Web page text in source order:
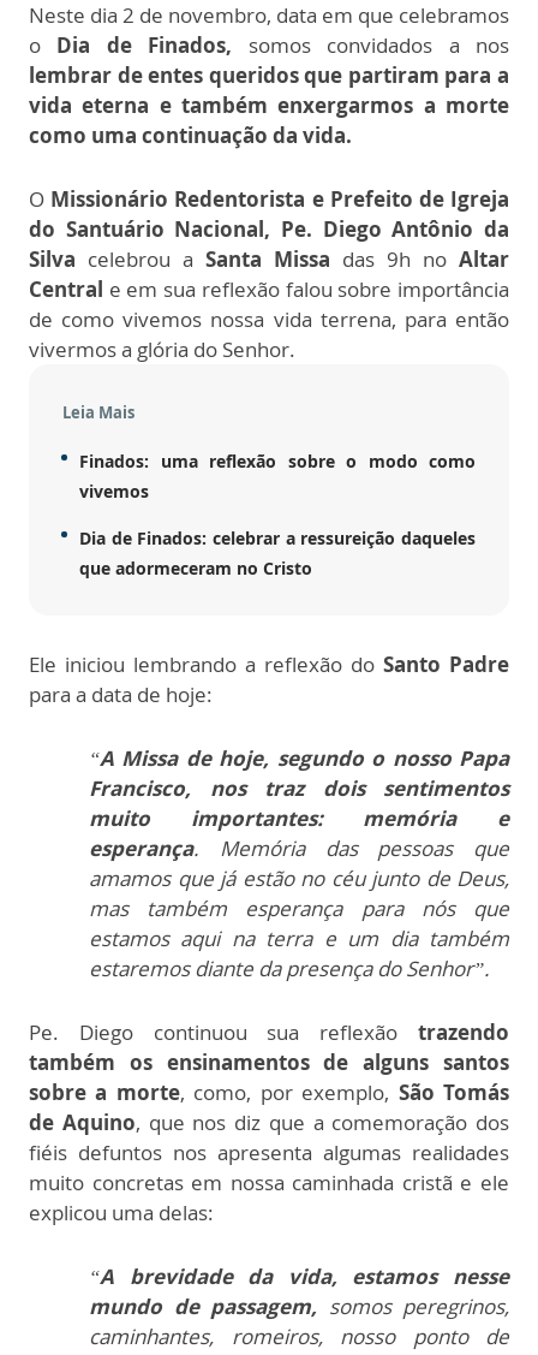
Neste dia 2 de novembro, data em que celebramos
o Dia de Finados, somos convidados a nos
lembrar de entes queridos que partiram para a
vida eterna e também enxergarmos a morte
como uma continuação da vida.
O Missionário Redentorista e Prefeito de Igreja
do Santuário Nacional, Pe. Diego Antônio da
Silva celebrou a Santa Missa das 9h no Altar
Central e em sua reflexão falou sobre importância
de como vivemos nossa vida terrena, para então
vivermos a glória do Senhor.
Leia Mais
Finados: uma reflexão sobre o modo como
vivemos
Dia de Finados: celebrar a ressureição daqueles
que adormeceram no Cristo
Ele iniciou lembrando a reflexão do Santo Padre
para a data de hoje:
“A Missa de hoje, segundo o nosso Papa
Francisco, nos traz dois sentimentos
muito importantes:
memória e
esperança. Memória das pessoas que
amamos que já estão no céu junto de Deus,
mas também esperança para nós que
estamos aqui na terra e um dia também
estaremos diante da presença do Senhor”.
Pe. Diego continuou sua reflexão trazendo
também os ensinamentos de alguns santos
sobre a morte, como, por exemplo, São Tomás
de Aquino, que nos diz que a comemoração dos
fiéis defuntos nos apresenta algumas realidades
muito concretas em nossa caminhada cristã e ele
explicou uma delas:
“A brevidade da vida,
estamos nesse
mundo de passagem, somos peregrinos,
caminhantes, romeiros, nosso ponto de